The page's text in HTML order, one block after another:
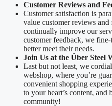
Customer Reviews and
Customer satisfaction is
value customer reviews
continually improve our
customer feedback, we
better meet their needs.
Join Us at the Über Steel
Last but not least, we
webshop, where you’re
convenient shopping
to your heart’s content, and
community!